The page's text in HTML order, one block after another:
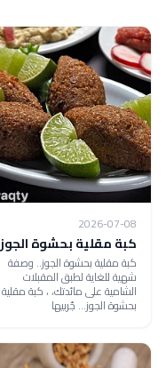
2026-07-08
كبة مقلية بحشوة الجوز
كبة مقلية بحشوة الجوز.. وصفة
شهية للغاية لطبق المقبلات
الشامية على مائدتك، ، كبة مقلية
بحشوة الجوز... جّربيها